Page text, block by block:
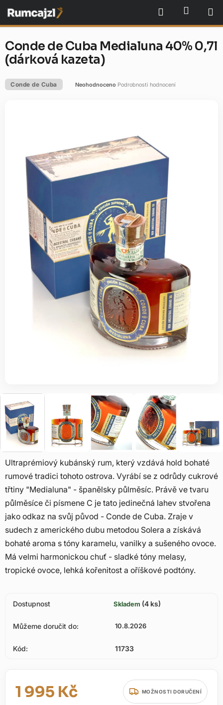
na
obsah
Hledat
Ultraprémiový kubánský rum, který vzdává hold bohaté
rumové tradici tohoto ostrova. Vyrábí se z odrůdy cukrové
třtiny "Medialuna" - španělsky půlměsíc. Právě ve tvaru
půlměsíce či písmene C je tato jedinečná lahev stvořena
jako odkaz na svůj původ - Conde de Cuba. Zraje v
sudech z amerického dubu metodou Solera a získává
bohaté aroma s tóny karamelu, vanilky a sušeného ovoce.
Má velmi harmonickou chuť - sladké tóny melasy,
tropické ovoce, lehká kořenitost a oříškové podtóny.
Dostupnost Skladem (4 ks)
Můžeme doručit do: 10.8.2026
Kód: 11733
1 995 Kč
Měrná cena:
MOŽNOSTI DORUČENÍ
Conde de Cuba Medialuna 40% 0,7l
(dárková kazeta)
Conde de Cuba
Průměrné
z
Neohodnoceno Podrobnosti hodnocení